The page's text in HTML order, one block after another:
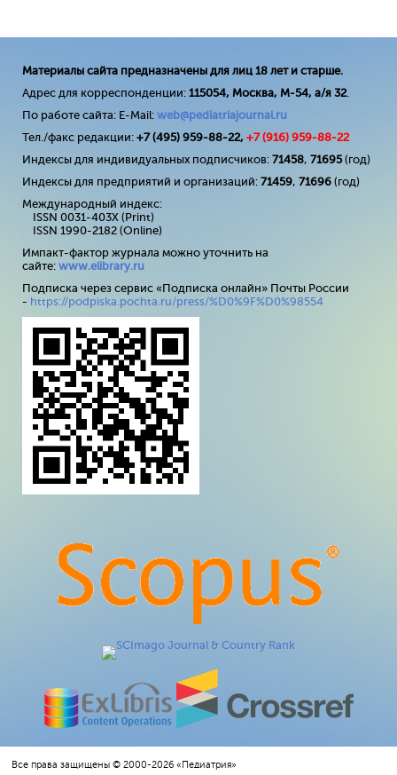
Материалы сайта предназначены для лиц 18 лет и старше.
Адрес для корреспонденции: 115054, Москва, М-54, а/я 32.
По работе сайта: E-Mail: web@pediatriajournal.ru
Тел./факс редакции: +7 (495) 959-88-22, +7 (916) 959-88-22
Индексы для индивидуальных подписчиков: 71458, 71695(год)
Индексы для предприятий и организаций: 71459, 71696 (год)
Международный индекс:
ISSN 0031-403X (Print)
ISSN 1990-2182 (Online)
Импакт-фактор журнала можно уточнить на
сайте: www.elibrary.ru
Подписка через сервис «Подписка онлайн» Почты России
- https://podpiska.pochta.ru/press/%D0%9F%D0%98554
Все права защищены © 2000-2026 «Педиатрия»